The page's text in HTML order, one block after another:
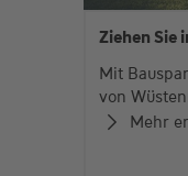
Ziehen Sie
Mit
von
Mehr